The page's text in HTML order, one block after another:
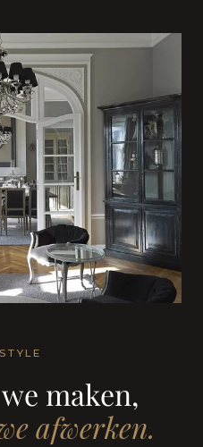
maken,
afwerken.